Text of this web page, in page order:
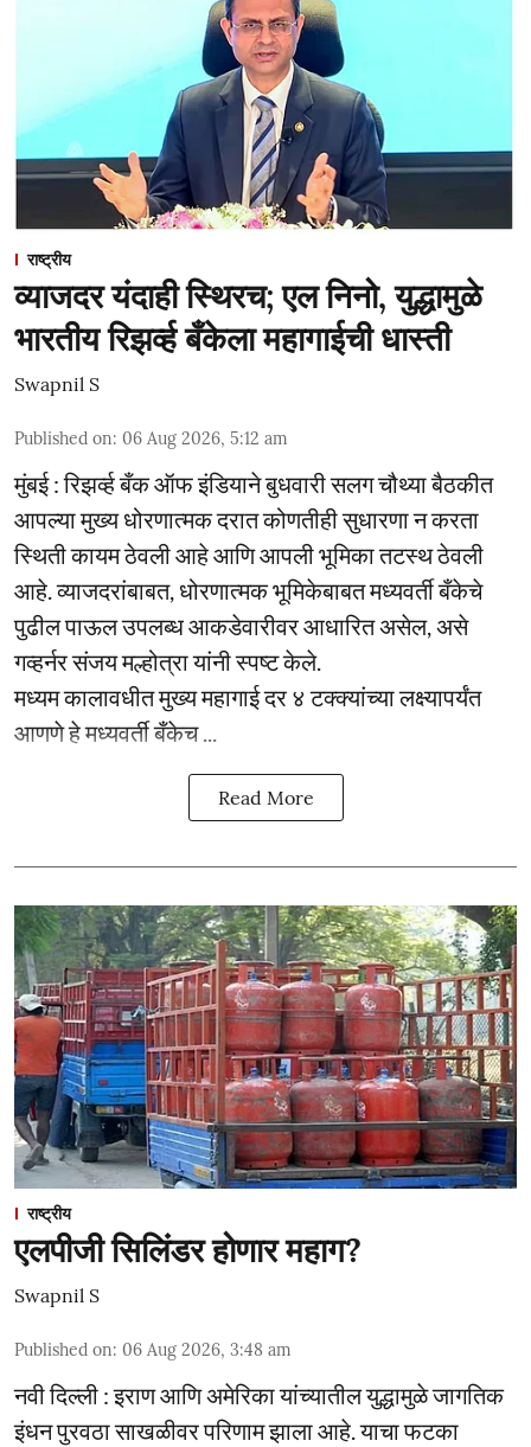
राष्ट्रीय
व्याजदर यंदाही स्थिरच; एल निनो, युद्धामुळे
भारतीय रिझर्व्ह बँकेला महागाईची धास्ती
Swapnil S
Published on: 06 Aug 2026, 5:12 am
मुंबई : रिझर्व्ह बँक ऑफ इंडियाने बुधवारी सलग चौथ्या बैठकीत
आपल्या मुख्य धोरणात्मक दरात कोणतीही सुधारणा न करता
स्थिती कायम ठेवली आहे आणि आपली भूमिका तटस्थ ठेवली
आहे. व्याजदरांबाबत, धोरणात्मक भूमिकेबाबत मध्यवर्ती बँकेचे
पुढील पाऊल उपलब्ध आकडेवारीवर आधारित असेल, असे
गव्हर्नर संजय मल्होत्रा यांनी स्पष्ट केले.
मध्यम कालावधीत मुख्य महागाई दर ४ टक्क्यांच्या लक्ष्यापर्यंत
आणणे हे मध्यवर्ती बँकेच ...
Read More
राष्ट्रीय
एलपीजी सिलिंडर होणार महाग?
Swapnil S
Published on: 06 Aug 2026, 3:48 am
नवी दिल्ली : इराण आणि अमेरिका यांच्यातील युद्धामुळे जागतिक
इंधन पुरवठा साखळीवर परिणाम झाला आहे. याचा फटका